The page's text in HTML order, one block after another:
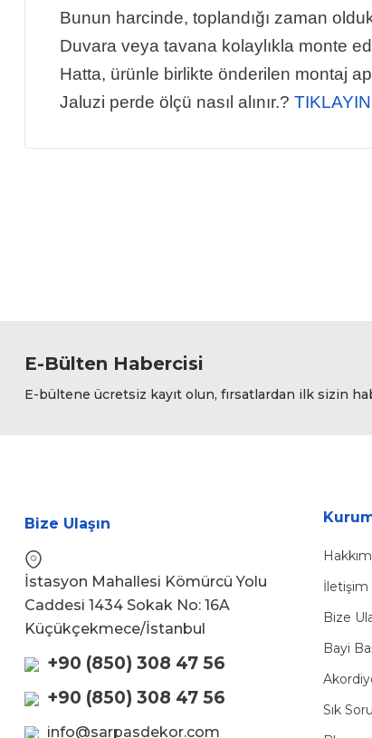
Bunun harcinde, toplandığı zaman
Duvara veya tavana kolaylıkla monte
Hatta, ürünle birlikte önderilen montaj
Jaluzi perde ölçü nasıl alınır.?
Bu ürüne benzer farklı alternatifler olmalı.
E-Bülten Habercisi
E-bültene ücretsiz kayıt olun, fırsatlardan ilk sizin
Bize Ulaşın
İstasyon Mahallesi Kömürcü Yolu
Caddesi 1434 Sokak No: 16A
Küçükçekmece/İstanbul
+90 (850) 308 47 56
+90 (850) 308 47 56
info@sarpasdekor.com
İletişim
Bize
Bayi
Sık